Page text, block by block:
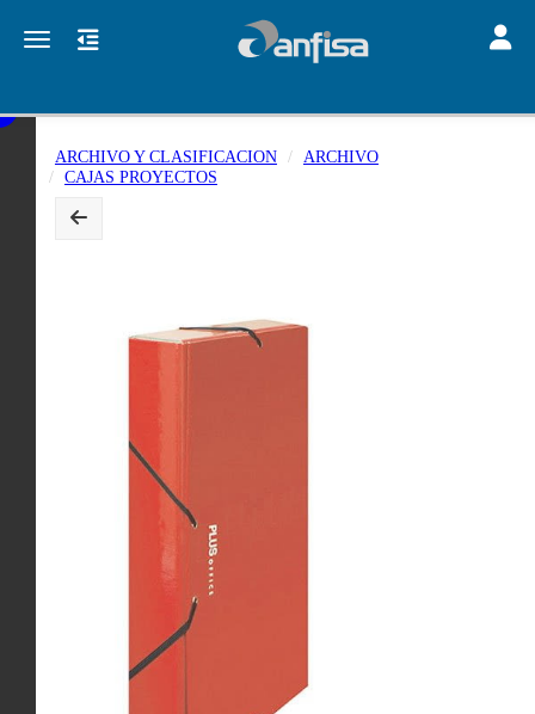
Toggle navigation
ARCHIVO Y CLASIFICACION
ARCHIVO
CAJAS PROYECTOS